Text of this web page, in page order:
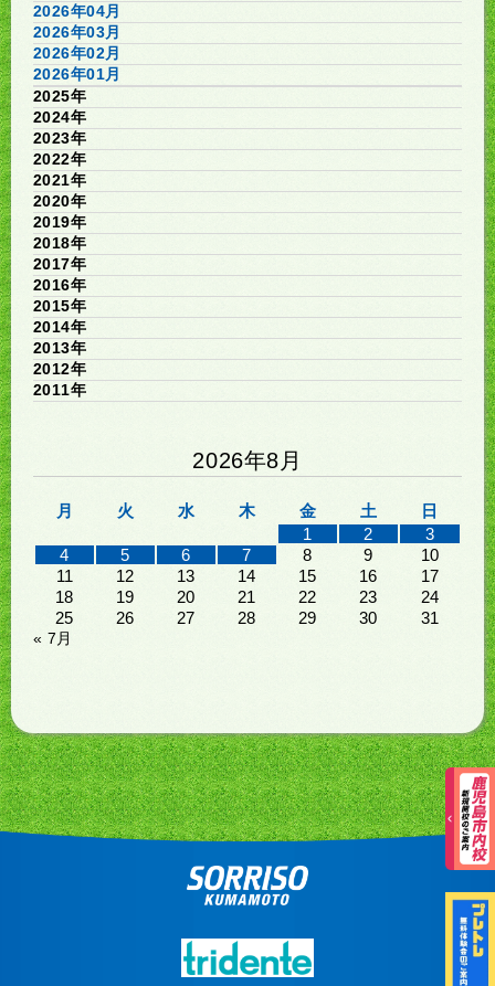
2026年04月
2026年03月
2026年02月
2026年01月
2025年
2024年
2023年
2022年
2021年
2020年
2019年
2018年
2017年
2016年
2015年
2014年
2013年
2012年
2011年
2026年8月
月 火 水 木 金 土
日
1
2
3
4
5 6 7 8 9
10
11
12 13 14 15 16
17
18
19 20 21 22 23
24
25
26 27 28 29 30 31
« 7月